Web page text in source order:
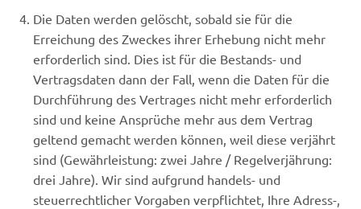
Die Daten werden gelöscht, sobald sie für die
Erreichung des Zweckes ihrer Erhebung nicht mehr
erforderlich sind. Dies ist für die Bestands- und
Vertragsdaten dann der Fall, wenn die Daten für die
Durchführung des Vertrages nicht mehr erforderlich
sind und keine Ansprüche mehr aus dem Vertrag
geltend gemacht werden können, weil diese verjährt
sind (Gewährleistung: zwei Jahre / Regelverjährung:
drei Jahre). Wir sind aufgrund handels- und
steuerrechtlicher Vorgaben verpflichtet, Ihre Adress-,